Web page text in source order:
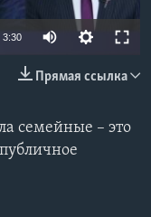
3:30
Прямая ссылка
семейные – это